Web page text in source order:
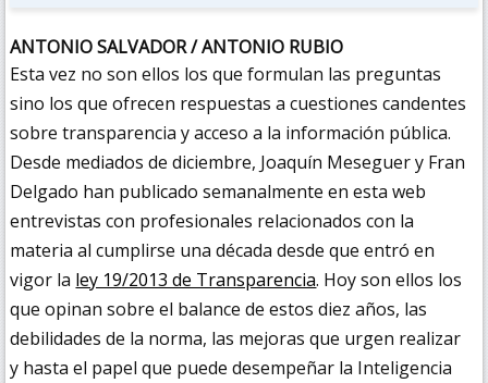
ANTONIO SALVADOR / ANTONIO RUBIO
Esta vez no son ellos los que formulan las preguntas
sino los que ofrecen respuestas a cuestiones candentes
sobre transparencia y acceso a la información pública.
Desde mediados de diciembre, Joaquín Meseguer y Fran
Delgado han publicado semanalmente en esta web
entrevistas con profesionales relacionados con la
materia al cumplirse una década desde que entró en
vigor la ley 19/2013 de Transparencia. Hoy son ellos los
que opinan sobre el balance de estos diez años, las
debilidades de la norma, las mejoras que urgen realizar
y hasta el papel que puede desempeñar la Inteligencia